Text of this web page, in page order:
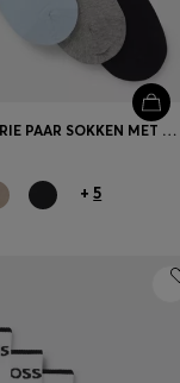
SET VAN DRIE PAAR SOKKEN MET NORMALE LENGTE VAN STRETCHMATERIAAL
+5